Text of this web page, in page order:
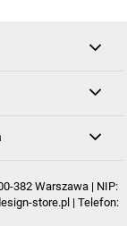
382 Warszawa | NIP:
store.pl | Telefon: